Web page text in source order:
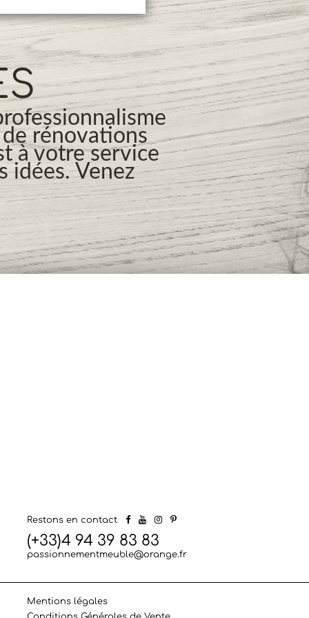
rénovations
à votre service
idées. Venez
Restons en contact
(+33)4 94 39 83 83
passionnementmeuble@orange.fr
Mentions légales